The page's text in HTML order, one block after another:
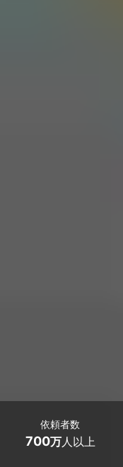
依頼者数
700万人以上